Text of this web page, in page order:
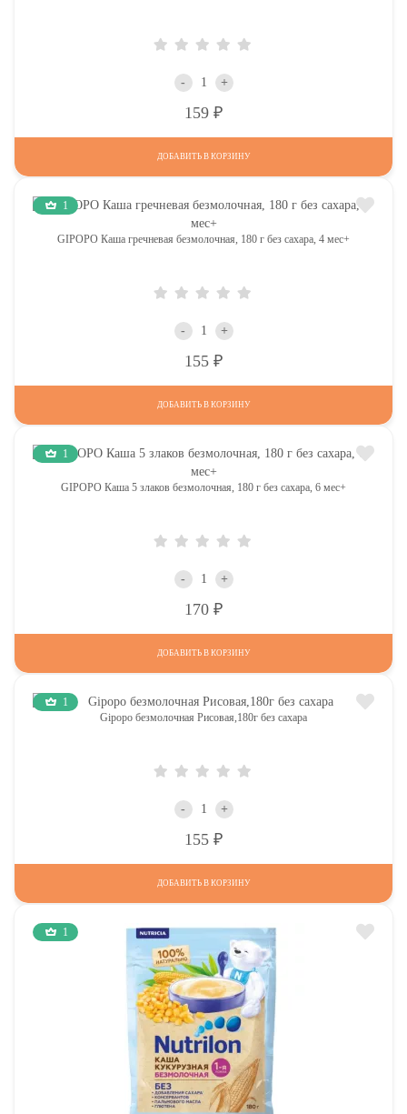
- +
159
ДОБАВИТЬ В КОРЗИНУ
1
GIPOPO Каша гречневая безмолочная, 180 г без сахара, 4 мес+
- +
155
ДОБАВИТЬ В КОРЗИНУ
1
GIPOPO Каша 5 злаков безмолочная, 180 г без сахара, 6 мес+
- +
170
ДОБАВИТЬ В КОРЗИНУ
1
Gipopo безмолочная Рисовая,180г без сахара
- +
155
ДОБАВИТЬ В КОРЗИНУ
1